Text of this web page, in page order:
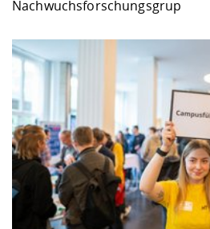
Nachwuchsforschungsgrup